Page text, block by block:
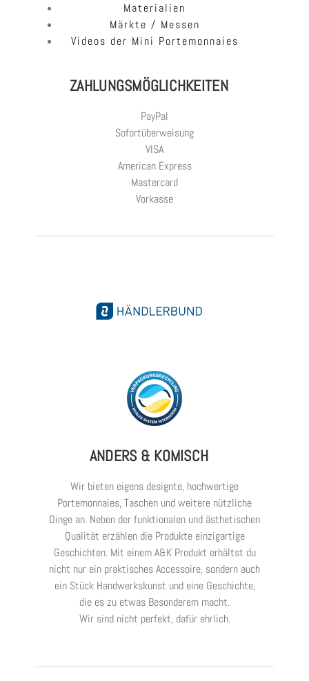
Materialien
Märkte / Messen
Videos der Mini Portemonnaies
ZAHLUNGSMÖGLICHKEITEN
PayPal
Sofortüberweisung
VISA
American Express
Mastercard
Vorkasse
ANDERS & KOMISCH
Wir bieten eigens designte, hochwertige
Portemonnaies, Taschen und weitere nützliche
Dinge an. Neben der funktionalen und ästhetischen
Qualität erzählen die Produkte einzigartige
Geschichten. Mit einem A&K Produkt erhältst du
nicht nur ein praktisches Accessoire, sondern auch
ein Stück Handwerkskunst und eine Geschichte,
die es zu etwas Besonderem macht.
Wir sind nicht perfekt, dafür ehrlich.